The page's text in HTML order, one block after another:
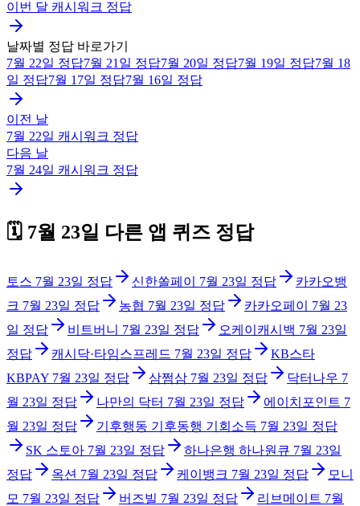
이번 달 캐시워크 정답
날짜별 정답 바로가기
7월 22일 정답7월 21일 정답7월 20일 정답7월 19일 정답7월 18
일 정답7월 17일 정답7월 16일 정답
이전 날
7월 22일 캐시워크 정답
다음 날
7월 24일 캐시워크 정답
🗓️ 7월 23일 다른 앱 퀴즈 정답
토스 7월 23일 정답 신한쏠페이 7월 23일 정답
카카오뱅
크 7월 23일 정답 농협 7월 23일 정답 카카오페이
7월 23
일 정답 비트버니 7월 23일 정답 오케이캐시백 7월 23일
정답
캐시닥·타임스프레드 7월 23일 정답
KB스타
KBPAY 7월 23일 정답 삼쩜삼 7월 23일 정답 닥터나우 7
월 23일 정답 나만의 닥터 7월 23일 정답 에이치포인트 7
월 23일 정답 기후행동 기후동행 기회소득 7월 23일 정답
SK 스토아 7월 23일 정답 하나은행 하나원큐 7월 23일
정답
옥션 7월 23일 정답 케이뱅크 7월 23일 정답
모니
모 7월 23일 정답 버즈빌 7월 23일 정답 리브메이트 7월